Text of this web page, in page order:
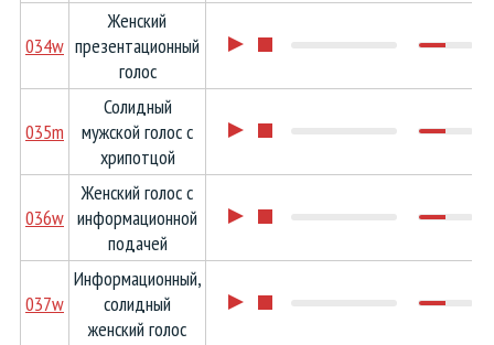
034w
Женский
презентационный
голос
035m
Солидный
мужской голос с
хрипотцой
036w
Женский голос с
информационной
подачей
037w
Информационный,
солидный
женский голос